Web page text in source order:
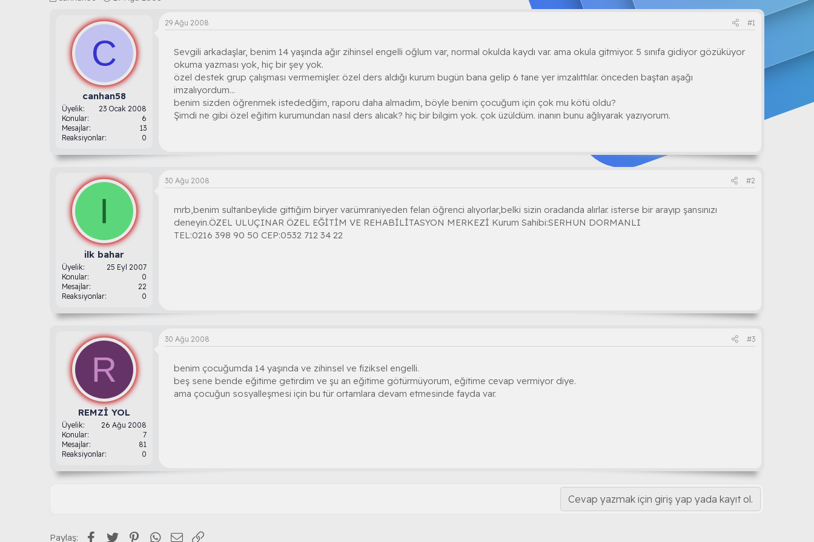
a
a
ş
g
ç
t
a
C
canhan58
Üyelik
23 Ocak 2008
Konular
6
Mesajlar
13
Reaksiyonlar
0
29 Ağu 2008 #1
Sevgili arkadaşlar, benim 14 yaşında ağır zihinsel engelli oğlum var, normal okulda kaydı var. ama okula gitmiyor. 5 sınıfa gidiyor gözüküyor
okuma yazması yok, hiç bir şey yok.
özel destek grup çalışması vermemişler. özel ders aldığı kurum bugün bana gelip 6 tane yer imzalıttılar. önceden baştan aşağı
imzalıyordum...
benim sizden öğrenmek istededğim, raporu daha almadım, böyle benim çocuğum için çok mu kötü oldu?
Şimdi ne gibi özel eğitim kurumundan nasıl ders alıcak? hiç bir bilgim yok. çok üzüldüm. inanın bunu ağlıyarak yazıyorum.
I
ilk bahar
Üyelik
25 Eyl 2007
Konular
0
Mesajlar
22
Reaksiyonlar
0
30 Ağu 2008 #2
mrb,benim sultanbeylide gittiğim biryer var.ümraniyeden felan öğrenci alıyorlar,belki sizin oradanda alırlar. isterse bir arayıp şansınızı
deneyin.ÖZEL ULUÇINAR ÖZEL EĞİTİM VE REHABİLİTASYON MERKEZİ Kurum Sahibi:SERHUN DORMANLI
TEL:0216 398 90 50 CEP:0532 712 34 22
R
REMZİ YOL
Üyelik
26 Ağu 2008
Konular
7
Mesajlar
81
Reaksiyonlar
0
30 Ağu 2008 #3
benim çocuğumda 14 yaşında ve zihinsel ve fiziksel engelli.
beş sene bende eğitime getirdim ve şu an eğitime götürmüyorum, eğitime cevap vermiyor diye.
ama çocuğun sosyalleşmesi için bu tür ortamlara devam etmesinde fayda var.
Cevap yazmak için giriş yap yada kayıt ol.
Paylaş: Facebook
Twitter PinterestWhatsApp
E-posta